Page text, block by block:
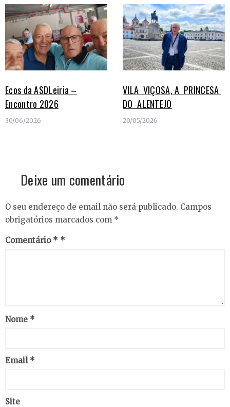
Ecos da ASDLeiria –
Encontro 2026
30/06/2026
VILA VIÇOSA, A PRINCESA
DO ALENTEJO
20/05/2026
Deixe um comentário
O seu endereço de email não será publicado. Campos
obrigatórios marcados com *
Comentário *
Nome *
Email *
Site